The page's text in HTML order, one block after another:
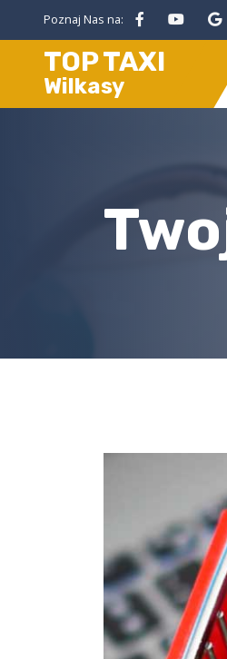
Poznaj Nas na:
TOP TAXI
Wilkasy